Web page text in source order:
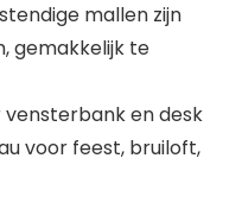
mallen zijn
gemakkelijk te
vensterbank en desk
voor feest, bruiloft,